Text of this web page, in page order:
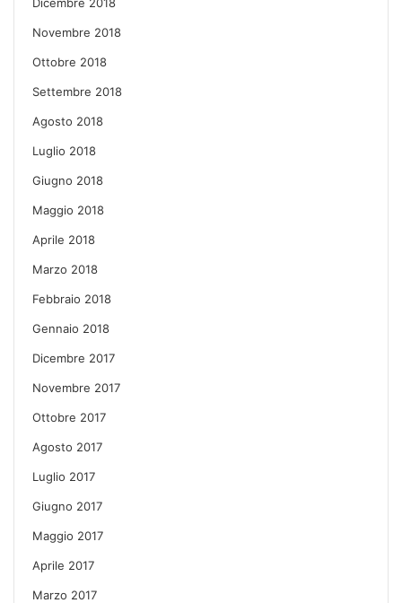
Novembre 2018
Ottobre 2018
Settembre 2018
Agosto 2018
Luglio 2018
Giugno 2018
Maggio 2018
Aprile 2018
Marzo 2018
Febbraio 2018
Gennaio 2018
Dicembre 2017
Novembre 2017
Ottobre 2017
Agosto 2017
Luglio 2017
Giugno 2017
Maggio 2017
Aprile 2017
Marzo 2017